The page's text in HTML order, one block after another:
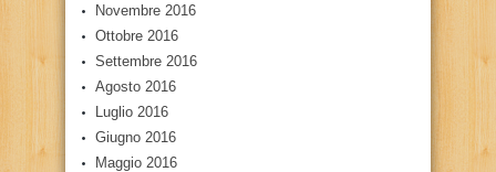
Novembre 2016
Ottobre 2016
Settembre 2016
Agosto 2016
Luglio 2016
Giugno 2016
Maggio 2016